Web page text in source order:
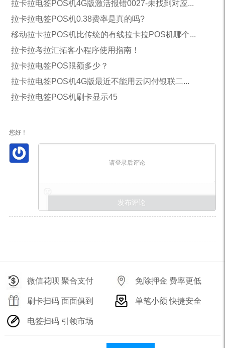
拉卡拉电签POS机4G版激活报错0027-未找到对应...
拉卡拉电签POS机0.38费率是真的吗?
移动拉卡拉POS机比传统的有线拉卡拉POS机哪个...
拉卡拉考拉汇拓客小程序使用指南！
拉卡拉电签POS限额多少？
拉卡拉电签POS机4G版最近不能用云闪付银联二...
拉卡拉电签POS机刷卡显示45
您好！
请登录后评论
微信花呗 聚合支付 免除押金 费率更低
刷卡扫码 面面俱到 单笔小额 快捷安全
电签扫码 引领市场